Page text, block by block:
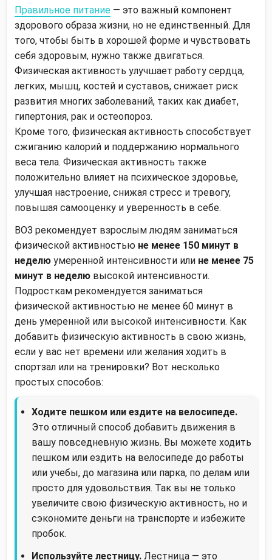
Правильное питание — это важный компонент
здорового образа жизни, но не единственный. Для
того, чтобы быть в хорошей форме и чувствовать
себя здоровым, нужно также двигаться.
Физическая активность улучшает работу сердца,
легких, мышц, костей и суставов, снижает риск
развития многих заболеваний, таких как диабет,
гипертония, рак и остеопороз.
Кроме того, физическая активность способствует
сжиганию калорий и поддержанию нормального
веса тела. Физическая активность также
положительно влияет на психическое здоровье,
улучшая настроение, снижая стресс и тревогу,
повышая самооценку и уверенность в себе.
ВОЗ рекомендует взрослым людям заниматься
физической активностью не менее 150 минут в
неделю умеренной интенсивности или не менее 75
минут в неделю высокой интенсивности.
Подросткам рекомендуется заниматься
физической активностью не менее 60 минут в
день умеренной или высокой интенсивности. Как
добавить физическую активность в свою жизнь,
если у вас нет времени или желания ходить в
спортзал или на тренировки? Вот несколько
простых способов:
Ходите пешком или ездите на велосипеде.
Это отличный способ добавить движения в
вашу повседневную жизнь. Вы можете ходить
пешком или ездить на велосипеде до работы
или учебы, до магазина или парка, по делам или
просто для удовольствия. Так вы не только
увеличите свою физическую активность, но и
сэкономите деньги на транспорте и избежите
пробок.
Используйте лестницу. Лестница — это